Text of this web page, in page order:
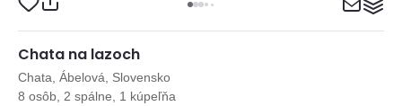
Chata na lazoch
Chata, Ábelová, Slovensko
8 osôb, 2 spálne, 1 kúpeľňa